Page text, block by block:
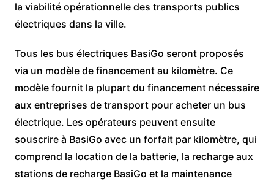
la viabilité opérationnelle des transports publics
électriques dans la ville.
Tous les bus électriques BasiGo seront proposés
via un modèle de financement au kilomètre. Ce
modèle fournit la plupart du financement nécessaire
aux entreprises de transport pour acheter un bus
électrique. Les opérateurs peuvent ensuite
souscrire à BasiGo avec un forfait par kilomètre, qui
comprend la location de la batterie, la recharge aux
stations de recharge BasiGo et la maintenance